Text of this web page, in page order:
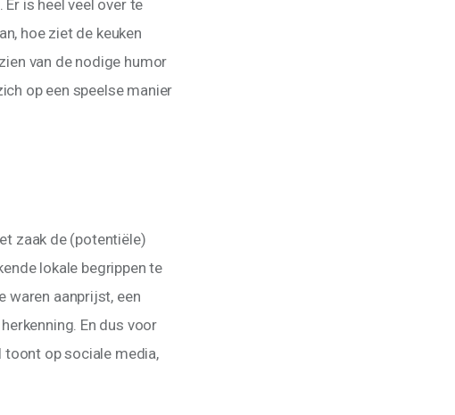
is heel veel over te
hoe ziet de keuken
van de nodige humor
op een speelse manier
zaak de (potentiële)
lokale begrippen te
waren aanprijst, een
En dus voor
op sociale media,